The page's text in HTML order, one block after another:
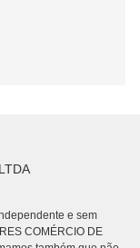
e sem
COMÉRCIO DE